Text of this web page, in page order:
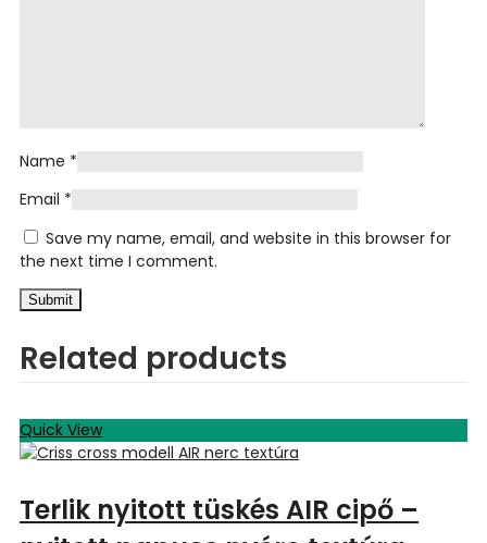
Name *
Email *
Save my name, email, and website in this browser for
the next time I comment.
Related products
Quick View
Terlik nyitott tüskés AIR cipő –